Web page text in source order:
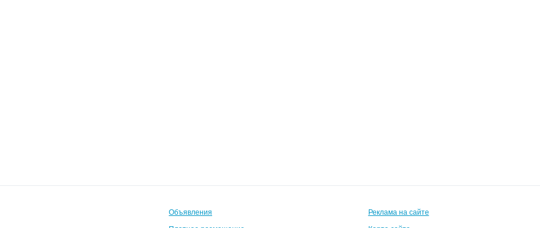
Объявления
Реклама на сайте